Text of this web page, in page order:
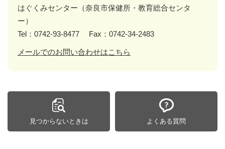
はぐくみセンター（奈良市保健所・教育総合センタ
ー）
Tel：0742-93-8477
Fax：0742-34-2483
メールでのお問い合わせはこちら
見つからないときは よくある質問